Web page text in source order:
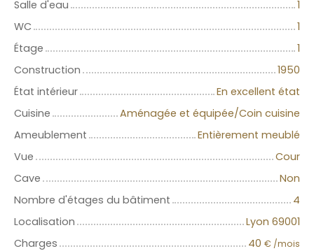
Salle d'eau
1
WC
1
Étage
1
Construction
1950
État intérieur
En excellent état
Cuisine
Aménagée et équipée/Coin cuisine
Ameublement
Entièrement meublé
Vue
Cour
Cave
Non
Nombre d'étages du bâtiment
4
Localisation
Lyon 69001
Charges
40 € /mois